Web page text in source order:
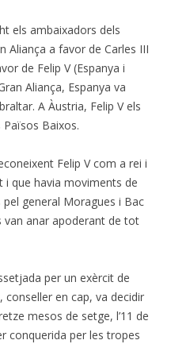
els ambaixadors dels
Aliança a favor de Carles III
de Felip V (Espanya i
Aliança, Espanya va
A Àustria, Felip V els
Baixos.
Felip V com a rei i
i que havia moviments de
general Moragues i Bac
van anar apoderant de tot
per un exèrcit de
conseller en cap, va decidir
mesos de setge, l’11 de
conquerida per les tropes